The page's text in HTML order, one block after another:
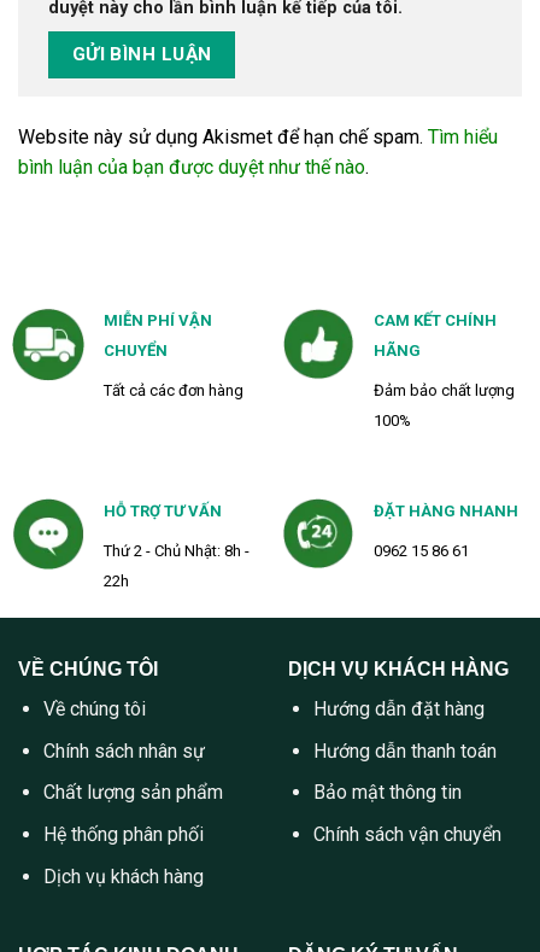
duyệt này cho lần bình luận kế tiếp của tôi.
Website này sử dụng Akismet để hạn chế spam. Tìm hiểu
bình luận của bạn được duyệt như thế nào.
MIỄN PHÍ VẬN
CHUYỂN
Tất cả các đơn hàng
CAM KẾT CHÍNH
HÃNG
Đảm bảo chất lượng
100%
HỖ TRỢ TƯ VẤN
Thứ 2 - Chủ Nhật: 8h -
22h
ĐẶT HÀNG NHANH
0962 15 86 61
VỀ CHÚNG TÔI
Về chúng tôi
Chính sách nhân sự
Chất lượng sản phẩm
Hệ thống phân phối
Dịch vụ khách hàng
DỊCH VỤ KHÁCH HÀNG
Hướng dẫn đặt hàng
Hướng dẫn thanh toán
Bảo mật thông tin
Chính sách vận chuyển